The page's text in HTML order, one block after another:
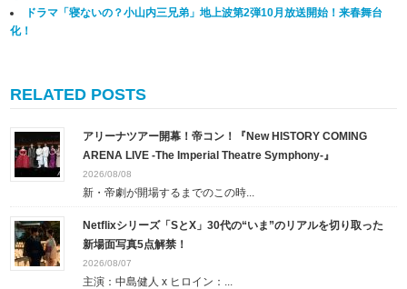
ドラマ「寝ないの？小山内三兄弟」地上波第2弾10月放送開始！来春舞台
化！
RELATED POSTS
アリーナツアー開幕！帝コン！『New HISTORY COMING
ARENA LIVE -The Imperial Theatre Symphony-』
2026/08/08
新・帝劇が開場するまでのこの時...
Netflixシリーズ「SとX」30代の“いま”のリアルを切り取った
新場面写真5点解禁！
2026/08/07
主演：中島健人 x ヒロイン：...